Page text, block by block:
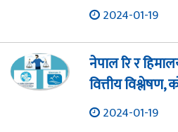
2024-01-19
नेपाल रि र
वित्तीय
2024-01-19